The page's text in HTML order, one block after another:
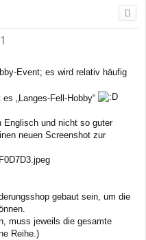
Event; es wird relativ häufig
„Langes-Fell-Hobby“
Englisch und nicht so guter
neuen Screenshot zur
gebaut sein, um die
muss jeweils die gesamte
Reihe.)